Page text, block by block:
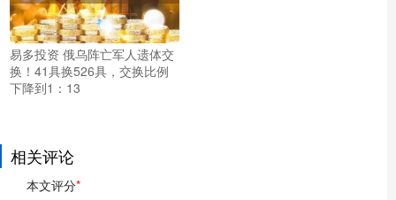
易多投资 俄乌阵亡军人遗体交
换！41具换526具，交换比例
下降到1：13
相关评论
本文评分*